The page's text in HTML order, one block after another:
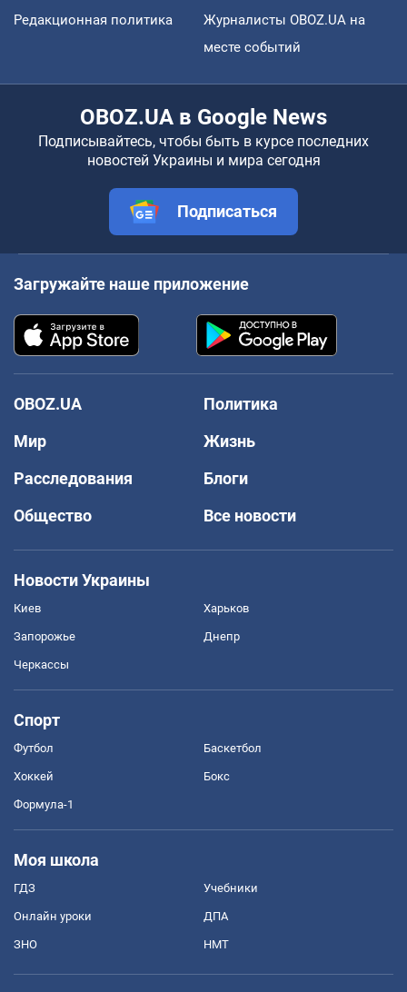
Редакционная политика
Журналисты OBOZ.UA на
месте событий
OBOZ.UA в Google News
Подписывайтесь, чтобы быть в курсе последних
новостей Украины и мира сегодня
Подписаться
Загружайте наше приложение
OBOZ.UA
Политика
Мир
Жизнь
Расследования
Блоги
Общество
Все новости
Новости Украины
Киев Харьков
Запорожье Днепр
Черкассы
Спорт
Футбол Баскетбол
Хоккей Бокс
Формула-1
Моя школа
ГДЗ Учебники
Онлайн уроки ДПА
ЗНО НМТ